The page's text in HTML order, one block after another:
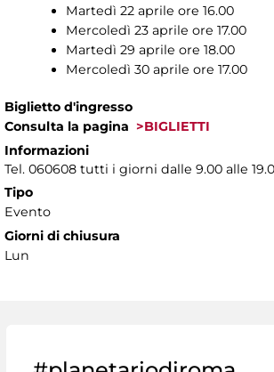
Martedì 22 aprile ore 16.00
Mercoledì 23 aprile ore 17.00
Martedì 29 aprile ore 18.00
Mercoledì 30 aprile ore 17.00
Biglietto d'ingresso
Consulta la pagina >BIGLIETTI
Informazioni
Tel. 060608 tutti i giorni dalle 9.00 alle
Tipo
Evento
Giorni di chiusura
Lun